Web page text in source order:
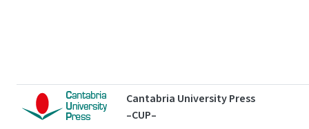
Cantabria University Press
–CUP–